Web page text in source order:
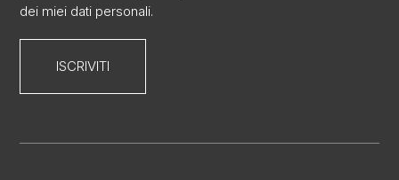
dei miei dati personali.